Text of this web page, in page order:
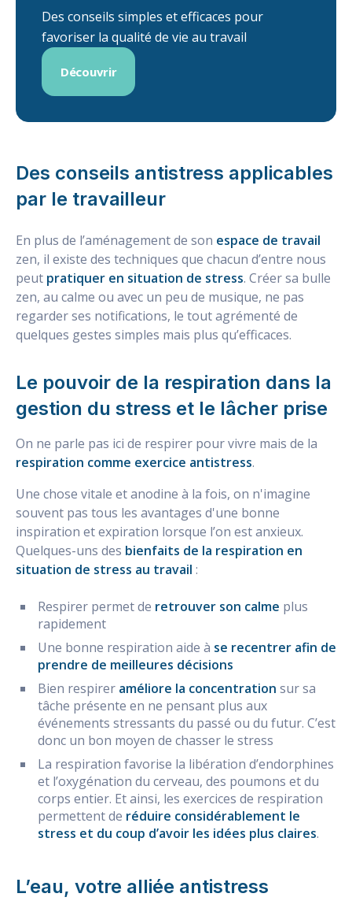
Des conseils simples et efficaces pour
favoriser la qualité de vie au travail
Découvrir
Des conseils antistress applicables
par le travailleur
En plus de l’aménagement de son espace de travail
zen, il existe des techniques que chacun d’entre nous
peut pratiquer en situation de stress. Créer sa bulle
zen, au calme ou avec un peu de musique, ne pas
regarder ses notifications, le tout agrémenté de
quelques gestes simples mais plus qu’efficaces.
Le pouvoir de la respiration dans la
gestion du stress et le lâcher prise
On ne parle pas ici de respirer pour vivre mais de la
respiration comme exercice antistress.
Une chose vitale et anodine à la fois, on n'imagine
souvent pas tous les avantages d'une bonne
inspiration et expiration lorsque l’on est anxieux.
Quelques-uns des bienfaits de la respiration en
situation de stress au travail :
Respirer permet de retrouver son calme plus
rapidement
Une bonne respiration aide à se recentrer afin de
prendre de meilleures décisions
Bien respirer améliore la concentration sur sa
tâche présente en ne pensant plus aux
événements stressants du passé ou du futur. C’est
donc un bon moyen de chasser le stress
La respiration favorise la libération d’endorphines
et l’oxygénation du cerveau, des poumons et du
corps entier. Et ainsi, les exercices de respiration
permettent de réduire considérablement le
stress et du coup d’avoir les idées plus claires.
L’eau, votre alliée antistress